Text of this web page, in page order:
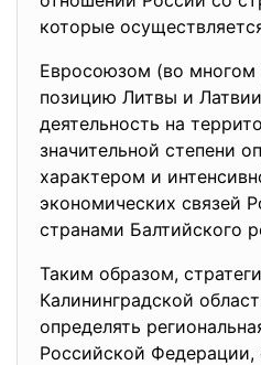
которые
Евросоюзом (во
позицию Литвы и
деятельность на
значительной степени
характером и
экономических связей
странами Балтийского
Таким образом,
Калининградской
определять
Российской